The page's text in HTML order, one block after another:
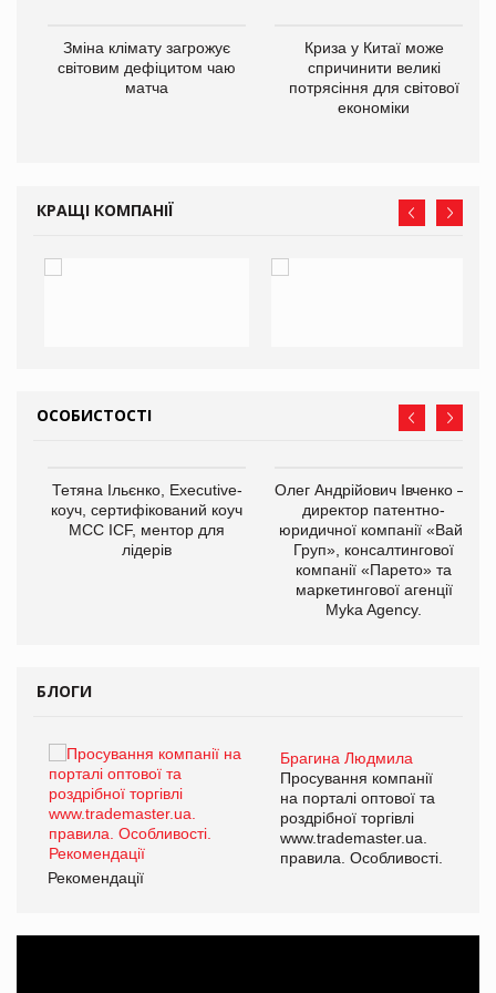
Зміна клімату загрожує
світовим дефіцитом чаю
матча
Криза у Китаї може
спричинити великі
потрясіння для світової
економіки
КРАЩІ КОМПАНІЇ
ОСОБИСТОСТІ
Тетяна Ільєнко, Executive-
коуч, сертифікований коуч
МСС ICF, ментор для
лідерів
Олег Андрійович Івченко —
директор патентно-
юридичної компанії «Вайз
Груп», консалтингової
компанії «Парето» та
маркетингової агенції
Myka Agency.
БЛОГИ
Брагина Людмила
Просування компанії
на порталі оптової та
роздрібної торгівлі
www.trademaster.ua.
правила. Особливості.
Рекомендації